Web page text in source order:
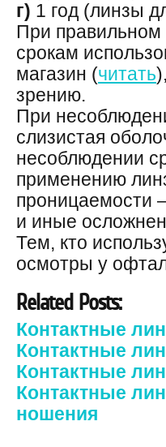
г) 1 год (линзы
При правильном
срокам
магазин (читать
зрению.
При
слизистая
несоблюдении
применению
проницаемости
и иные
Тем, кто
осмотры у
Related Posts:
Контактные
Контактные
Контактные
Контактные
ношения